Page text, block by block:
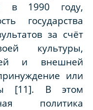
в 1990 году,
государства
за счёт
культуры,
и внешней
или
[11]. В этом
политика